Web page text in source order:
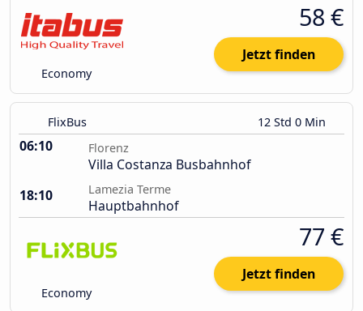
Economy
58 €
Jetzt finden
FlixBus 12 Std 0 Min
06:10 Florenz
Villa Costanza Busbahnhof
18:10
Lamezia Terme
Hauptbahnhof
Economy
77 €
Jetzt finden